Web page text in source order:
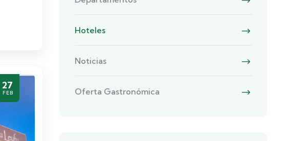
27
FEB
Hoteles
Noticias
Oferta Gastronómica